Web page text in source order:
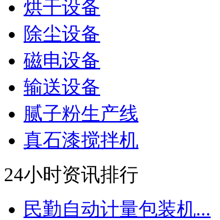
烘干设备
除尘设备
磁电设备
输送设备
腻子粉生产线
真石漆搅拌机
24小时资讯排行
民勤自动计量包装机...